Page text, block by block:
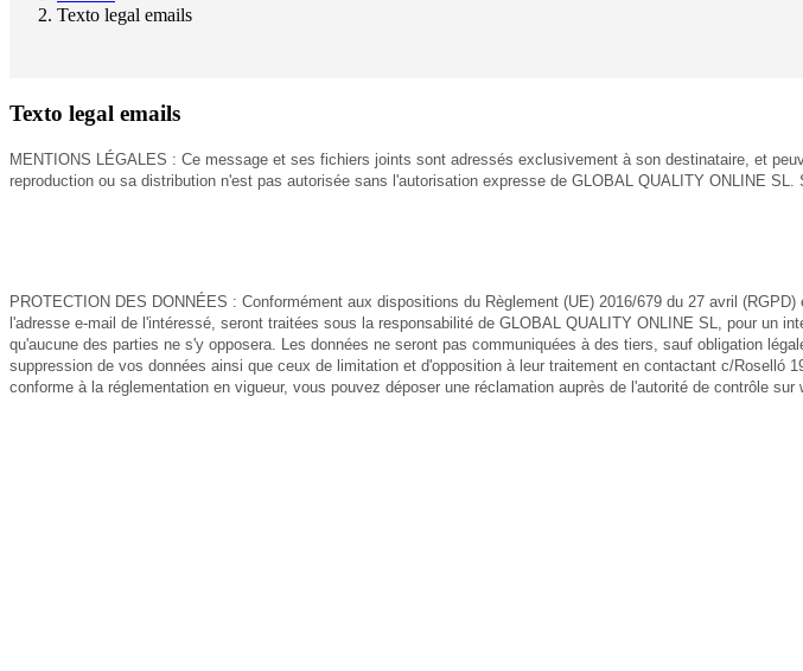
Texto legal emails
Texto legal emails
MENTIONS LÉGALES : Ce message et ses fichiers joints sont adressés exclusivement à son destinataire, et
reproduction ou sa distribution n'est pas autorisée sans l'autorisation expresse de GLOBAL QUALITY ONLINE
PROTECTION DES DONNÉES : Conformément aux dispositions du Règlement (UE) 2016/679 du 27 avril
l'adresse e-mail de l'intéressé, seront traitées sous la responsabilité de GLOBAL QUALITY ONLINE SL, pour
qu'aucune des parties ne s'y opposera. Les données ne seront pas communiquées à des tiers, sauf obligation
suppression de vos données ainsi que ceux de limitation et d'opposition à leur traitement en contactant c/
conforme à la réglementation en vigueur, vous pouvez déposer une réclamation auprès de l'autorité de contrôle sur